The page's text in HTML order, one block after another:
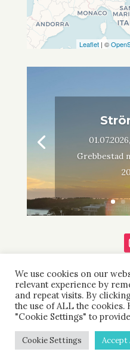
Leaflet | ©
Grebbestad
IMPRESSUM
We use cookies on our
relevant experience by
and repeat visits. By
the use of ALL the cookies.
"Cookie Settings" to
Cookie Settings Accept